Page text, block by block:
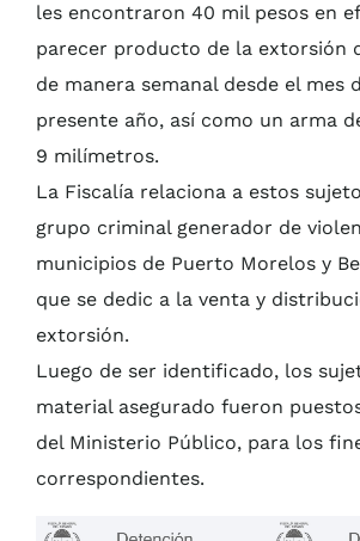
les encontraron 40 mil pesos en
parecer producto de la extorsión
de manera semanal desde el mes
presente año, así como un arma
9 milímetros.
La Fiscalía relaciona a estos
grupo criminal generador de
municipios de Puerto Morelos y
que se dedic a la venta y
extorsión.
Luego de ser identificado, los
material asegurado fueron
del Ministerio Público, para los
correspondientes.